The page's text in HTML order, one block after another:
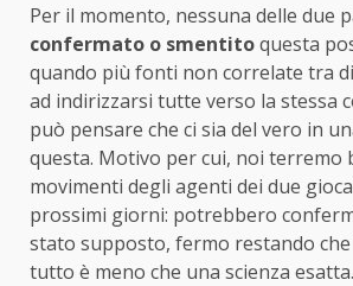
Per il momento, nessuna delle due
confermato o smentitoquesta
quando più fonti non correlate tra
ad indirizzarsi tutte verso la stessa
può pensare che ci sia del vero in
questa. Motivo per cui, noi terremo
movimenti degli agenti dei due
prossimi giorni: potrebbero
stato supposto, fermo restando che
tutto è meno che una scienza